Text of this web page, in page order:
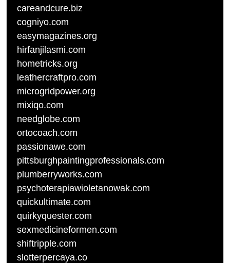
careandcure.biz
cogniyo.com
easymagazines.org
hirfanjilasmi.com
hometricks.org
leathercraftpro.com
microgridpower.org
mixiqo.com
needglobe.com
ortocoach.com
passionawe.com
pittsburghpaintingprofessionals.com
plumberryworks.com
psychoterapiawioletanowak.com
quickultimate.com
quirkyquester.com
sexmedicineformen.com
shiftripple.com
slotterpercaya.co